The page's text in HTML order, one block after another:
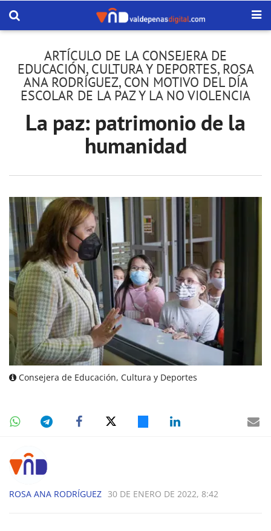
ARTÍCULO DE LA CONSEJERA DE
EDUCACIÓN, CULTURA Y DEPORTES, ROSA
ANA RODRÍGUEZ, CON MOTIVO DEL DÍA
ESCOLAR DE LA PAZ Y LA NO VIOLENCIA
La paz: patrimonio de la
humanidad
Consejera de Educación, Cultura y Deportes
ROSA ANA RODRÍGUEZ 30 DE ENERO DE 2022, 8:42